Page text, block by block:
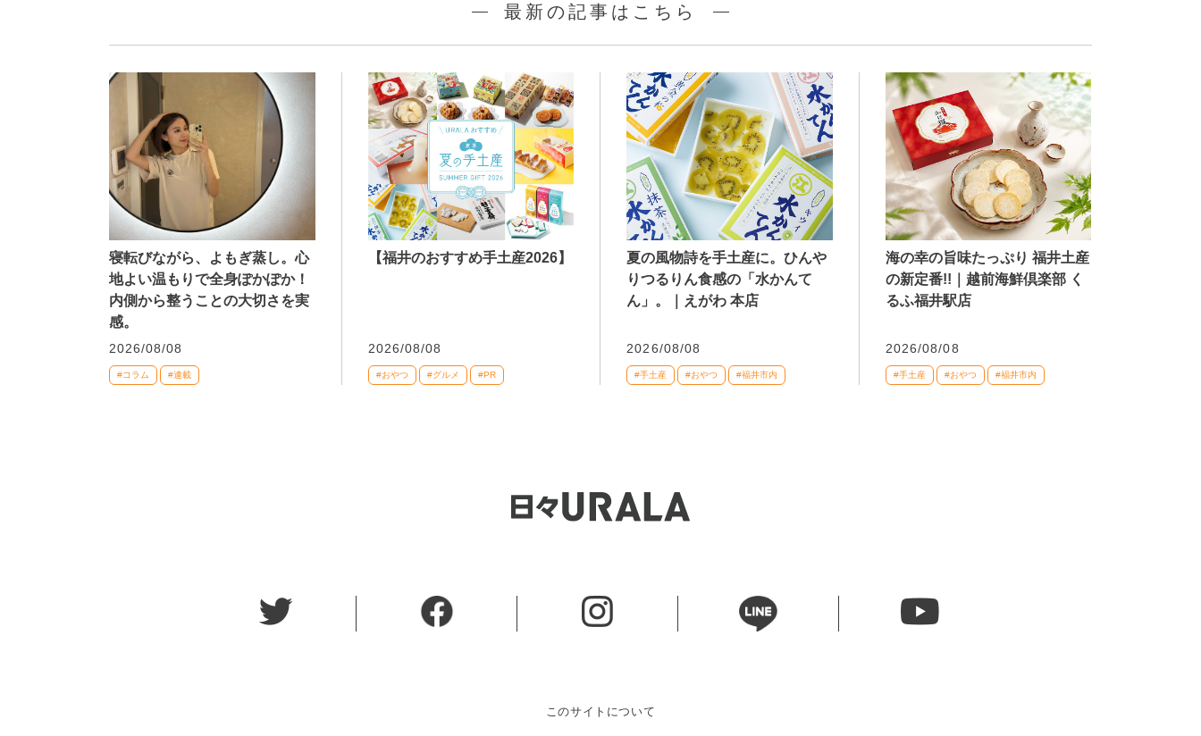
最新の記事はこちら
寝転びながら、よもぎ蒸し。心
地よい温もりで全身ぽかぽか！
内側から整うことの大切さを実
感。
2026/08/08
#コラム #連載
【福井のおすすめ手土産2026】
2026/08/08
#おやつ #グルメ #PR
夏の風物詩を手土産に。ひんや
りつるりん食感の「水かんて
ん」。｜えがわ 本店
2026/08/08
#手土産 #おやつ #福井市内
海の幸の旨味たっぷり 福井土産
の新定番!!｜越前海鮮倶楽部 く
るふ福井駅店
2026/08/08
#手土産 #おやつ #福井市内
このサイトについて